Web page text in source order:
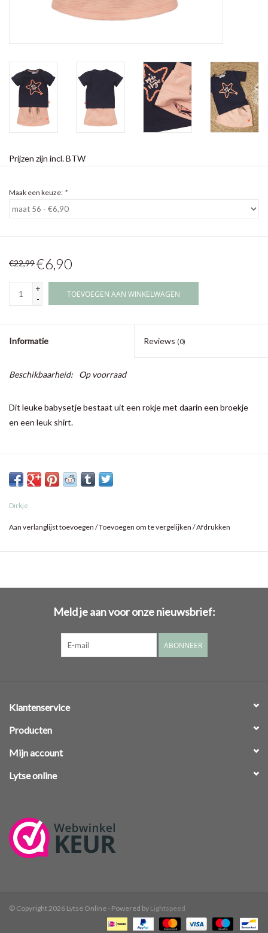
Prijzen zijn incl. BTW
Maak een keuze: *
€22,99€6,90
+
-
TOEVOEGEN AAN WINKELWAGEN
Informatie Reviews (0)
Beschikbaarheid: Op voorraad
Dit leuke babysetje bestaat uit een rokje met daarin een broekje
en een leuk shirt.
Dirkje
Aan verlanglijst toevoegen /Toevoegen om te vergelijken /Afdrukken
Meld je aan voor onze nieuwsbrief:
ABONNEER
Klantenservice
Producten
Mijn account
Lytse online
© Copyright 2026 Lytse Online - Powered by Lightspeed